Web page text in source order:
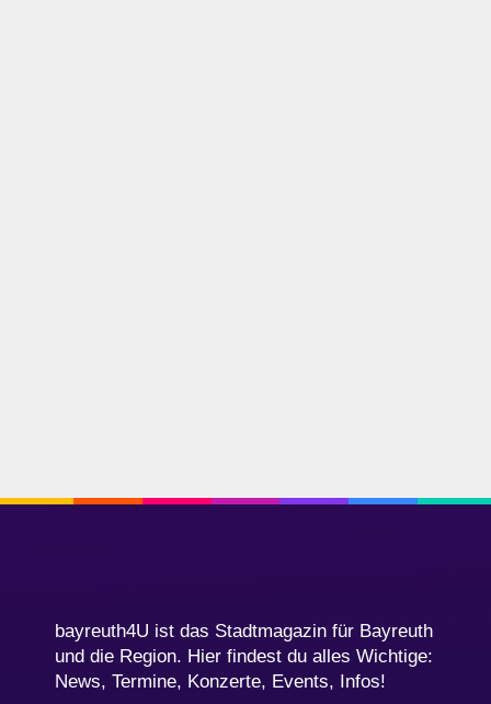
bayreuth4U ist das Stadtmagazin für Bayreuth
und die Region. Hier findest du alles Wichtige:
News, Termine, Konzerte, Events, Infos!